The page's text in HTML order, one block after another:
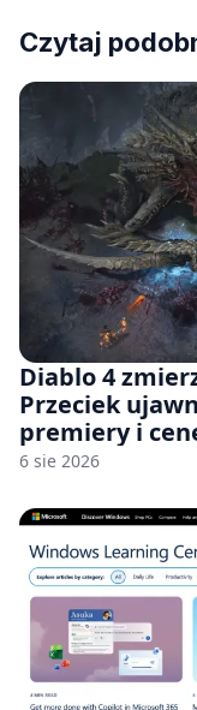
Czytaj
Diablo 4
Przeciek
premiery i
6 sie 2026